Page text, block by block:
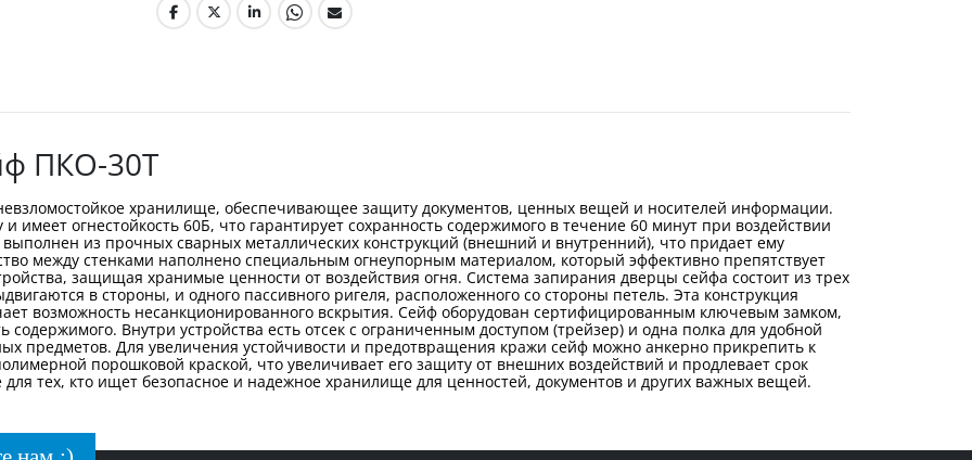
ПКО-30Т
хранилище, обеспечивающее защиту документов, ценных вещей и носителей информации.
и имеет огнестойкость 60Б, что гарантирует сохранность содержимого в течение 60 минут при воздействии
выполнен из прочных сварных металлических конструкций (внешний и внутренний), что придает ему
между стенками наполнено специальным огнеупорным материалом, который эффективно препятствует
защищая хранимые ценности от воздействия огня. Система запирания дверцы сейфа состоит из трех
в стороны, и одного пассивного ригеля, расположенного со стороны петель. Эта конструкция
возможность несанкционированного вскрытия. Сейф оборудован сертифицированным ключевым замком,
содержимого. Внутри устройства есть отсек с ограниченным доступом (трейзер) и одна полка для удобной
предметов. Для увеличения устойчивости и предотвращения кражи сейф можно анкерно прикрепить к
порошковой краской, что увеличивает его защиту от внешних воздействий и продлевает срок
тех, кто ищет безопасное и надежное хранилище для ценностей, документов и других важных вещей.